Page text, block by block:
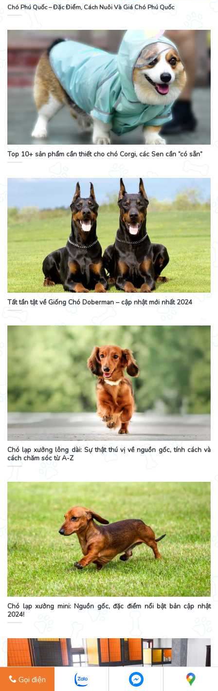
Chó Phú Quốc – Đặc Điểm, Cách Nuôi Và Giá Chó Phú Quốc
Top 10+ sản phẩm cần thiết cho chó Corgi, các Sen cần “có sẵn”
Tất tần tật về Giống Chó Doberman – cập nhật mới nhất 2024
Chó lạp xưởng lông dài: Sự thật thú vị về nguồn gốc, tính cách và
cách chăm sóc từ A-Z
Chó lạp xưởng mini: Nguồn gốc, đặc điểm nổi bật bản cập nhật
2024!
Gọi điện